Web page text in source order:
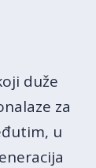
duže
za
u